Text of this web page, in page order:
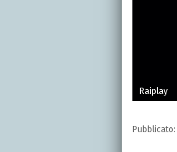
Raiplay
Pubblicato: